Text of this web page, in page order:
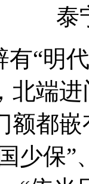
泰
有“明
北端
额都
少保”